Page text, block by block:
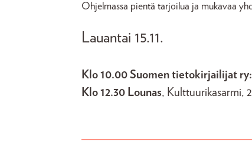
Ohjelmassa pientä tarjoilua ja mukavaa
Lauantai 15.11.
Klo 10.00 Suomen tietokirjailijat
Klo 12.30 Lounas, Kulttuurikasarmi,